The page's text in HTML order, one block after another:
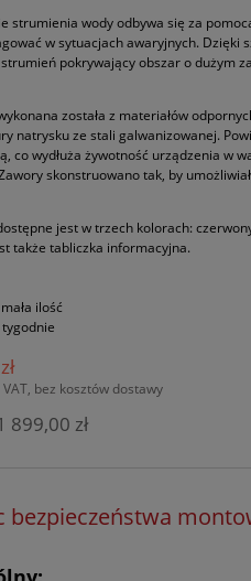
strumienia wody odbywa się za
w sytuacjach awaryjnych. Dzięki
pokrywający obszar o dużym
została z materiałów
natrysku ze stali galwanizowanej.
co wydłuża żywotność urządzenia w
skonstruowano tak, by
jest w trzech kolorach:
także tabliczka informacyjna.
mała ilość
bez kosztów dostawy
899,00 zł
bezpieczeństwa